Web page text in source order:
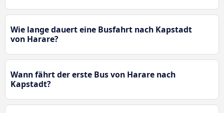
Wie lange dauert eine Busfahrt nach Kapstadt
von Harare?
Wann fährt der erste Bus von Harare nach
Kapstadt?